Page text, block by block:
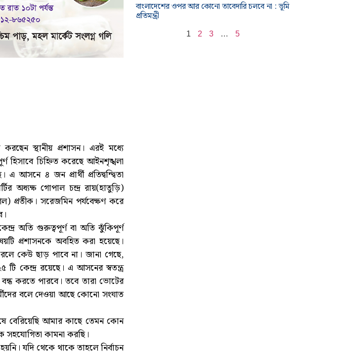
করছেন স্থানীয় প্রশাসন। এরই মধ্যে
চিহ্নিত করেছে আইনশৃঙ্খলা
আসনে ৪ জন প্রার্থী প্রতিদ্বন্দ্বিতা
অধ্যক্ষ গোপাল চন্দ্র রায়(হাতুড়ি)
প্রতীক। সরেজমিন পর্যবেক্ষণ করে
অতি গুরুত্বপূর্ণ বা অতি ঝুঁকিপূর্ণ
প্রশাসনকে অবহিত করা হয়েছে।
কেউ ছাড় পাবে না। জানা গেছে,
কেন্দ্র রয়েছে। এ আসনের স্বতন্ত্র
বন্ধ করতে পারবে। তবে তারা ভোটের
বলে দেওয়া আছে কোনো সংঘাত
বেরিয়েছি আমার কাছে তেমন কোন
সহযোগিতা কামনা করছি।
যদি থেকে থাকে তাহলে নির্বাচন
বাংলাদেশের ওপর আর কোনো তাবেদারি চলবে না : ভূমি
প্রতিমন্ত্রী
1 2 3 … 5